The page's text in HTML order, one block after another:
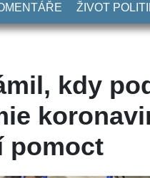
ŽIVOT
kdy
pomoct